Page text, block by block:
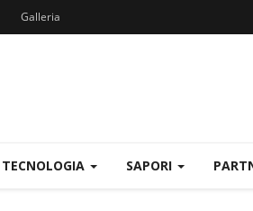
Galleria
TECNOLOGIA SAPORI